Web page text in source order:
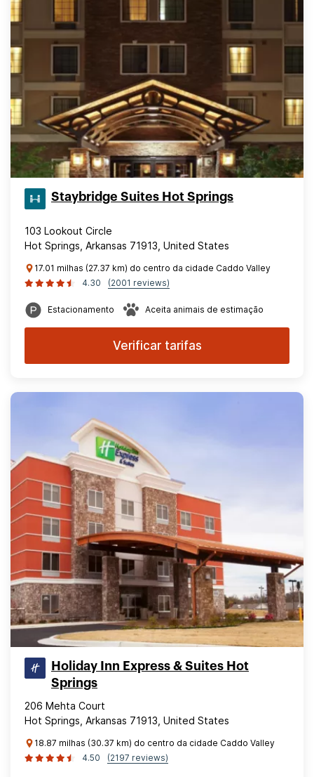
Staybridge Suites Hot Springs
103 Lookout Circle
Hot Springs, Arkansas 71913, United States
17.01 milhas (27.37 km) do centro da cidade Caddo Valley
4.30
(2001 reviews)
Estacionamento Aceita animais de estimação
Verificar tarifas
Holiday Inn Express & Suites Hot
Springs
206 Mehta Court
Hot Springs, Arkansas 71913, United States
18.87 milhas (30.37 km) do centro da cidade Caddo Valley
4.50
(2197 reviews)